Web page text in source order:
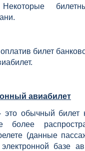
билет
авиабилет
это обычный билет
(данные
базе